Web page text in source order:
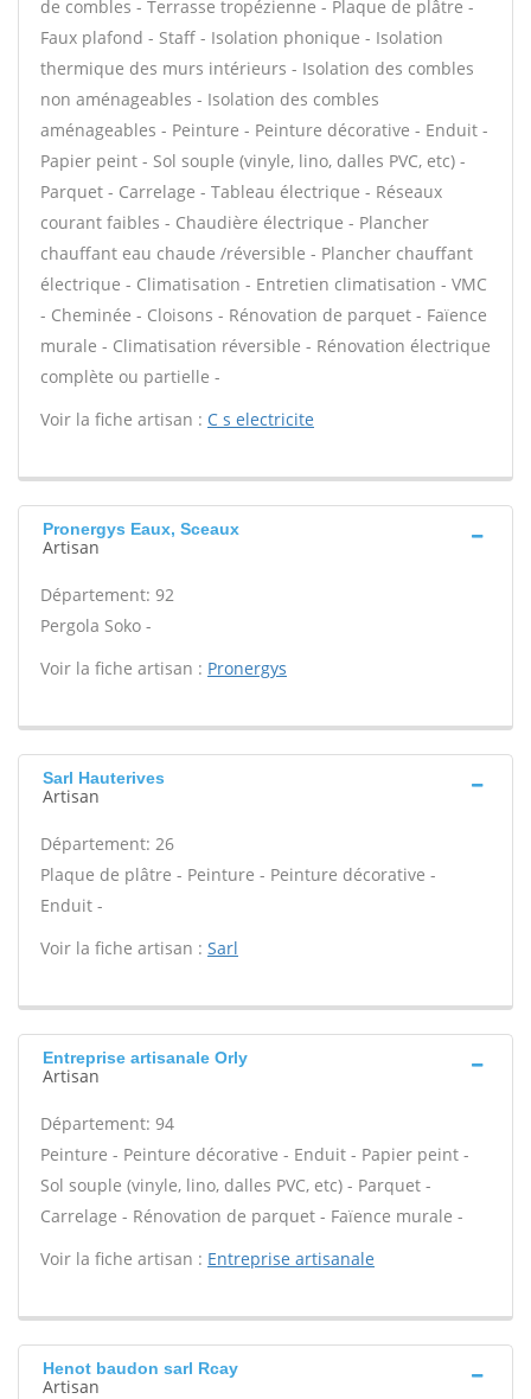
de combles - Terrasse tropézienne - Plaque de plâtre -
Faux plafond - Staff - Isolation phonique - Isolation
thermique des murs intérieurs - Isolation des combles
non aménageables - Isolation des combles
aménageables - Peinture - Peinture décorative - Enduit -
Papier peint - Sol souple (vinyle, lino, dalles PVC, etc) -
Parquet - Carrelage - Tableau électrique - Réseaux
courant faibles - Chaudière électrique - Plancher
chauffant eau chaude /réversible - Plancher chauffant
électrique - Climatisation - Entretien climatisation - VMC
- Cheminée - Cloisons - Rénovation de parquet - Faïence
murale - Climatisation réversible - Rénovation électrique
complète ou partielle -
Voir la fiche artisan : C s electricite
Pronergys Eaux, Sceaux
Artisan
Département: 92
Pergola Soko -
Voir la fiche artisan : Pronergys
Sarl Hauterives
Artisan
Département: 26
Plaque de plâtre - Peinture - Peinture décorative -
Enduit -
Voir la fiche artisan : Sarl
Entreprise artisanale Orly
Artisan
Département: 94
Peinture - Peinture décorative - Enduit - Papier peint -
Sol souple (vinyle, lino, dalles PVC, etc) - Parquet -
Carrelage - Rénovation de parquet - Faïence murale -
Voir la fiche artisan : Entreprise artisanale
Henot baudon sarl Rcay
Artisan